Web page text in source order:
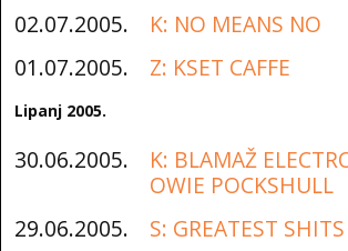
02.07.2005.
K: NO MEANS NO
01.07.2005.
Z: KSET CAFFE
Lipanj 2005.
30.06.2005.
K: BLAMAŽ
OWIE POCKSHULL
29.06.2005.
S: GREATEST SHITS